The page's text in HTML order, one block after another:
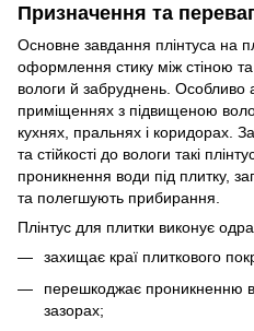
Призначення та
Основне завдання плінтуса на
оформлення стику між стіною
вологи й забруднень. Особливо
приміщеннях з підвищеною
кухнях, пральнях і коридорах.
та стійкості до вологи такі
проникнення води під плитку,
та полегшують прибирання.
Плінтус для плитки виконує
захищає краї плиткового
перешкоджає проникненню
зазорах;